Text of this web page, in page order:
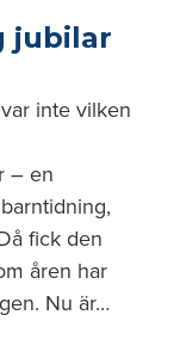
jubilar
inte vilken
– en
fick den
åren har
Nu är…